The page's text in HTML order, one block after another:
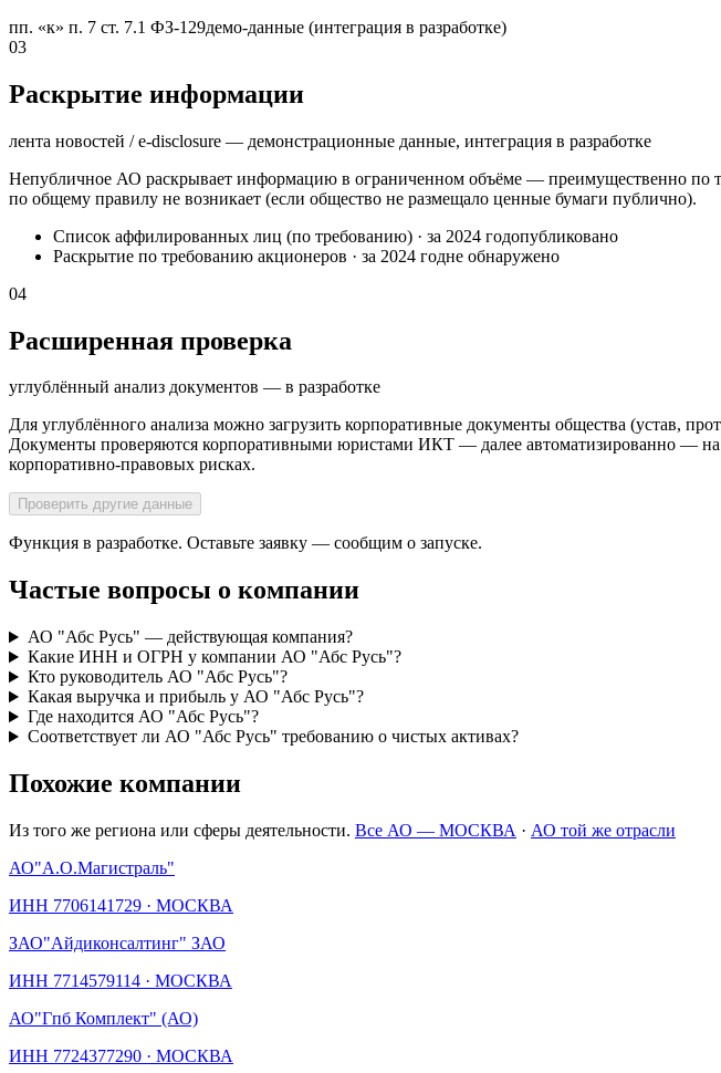
пп. «к» п. 7 ст. 7.1 ФЗ-129демо-данные (интеграция в разработке)
03
Раскрытие информации
лента новостей / e-disclosure — демонстрационные данные, интеграция в разработке
Непубличное АО раскрывает информацию в ограниченном объёме — преимущественно по
по общему правилу не возникает (если общество не размещало ценные бумаги публично).
Список аффилированных лиц (по требованию) · за 2024 годопубликовано
Раскрытие по требованию акционеров · за 2024 годне обнаружено
04
Расширенная проверка
углублённый анализ документов — в разработке
Для углублённого анализа можно загрузить корпоративные документы общества (устав,
Документы проверяются корпоративными юристами ИКТ — далее автоматизированно — на
корпоративно-правовых рисках.
Проверить другие данные
Функция в разработке. Оставьте заявку — сообщим о запуске.
Частые вопросы о компании
АО "Абс Русь" — действующая компания?
Какие ИНН и ОГРН у компании АО "Абс Русь"?
Кто руководитель АО "Абс Русь"?
Какая выручка и прибыль у АО "Абс Русь"?
Где находится АО "Абс Русь"?
Соответствует ли АО "Абс Русь" требованию о чистых активах?
Похожие компании
Из того же региона или сферы деятельности. Все АО — МОСКВА · АО той же отрасли
АО"А.О.Магистраль"
ИНН 7706141729 · МОСКВА
ЗАО"Айдиконсалтинг" ЗАО
ИНН 7714579114 · МОСКВА
АО"Гпб Комплект" (АО)
ИНН 7724377290 · МОСКВА